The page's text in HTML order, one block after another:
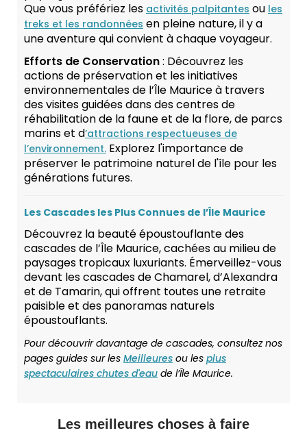
Que vous préfériez les activités palpitantes ou les
treks et les randonnées en pleine nature, il y a
une aventure qui convient à chaque voyageur.
Efforts de Conservation: Découvrez les
actions de préservation et les initiatives
environnementales de l’Île Maurice à travers
des visites guidées dans des centres de
réhabilitation de la faune et de la flore, de parcs
marins et d’attractions respectueuses de
l’environnement. Explorez l'importance de
préserver le patrimoine naturel de l'île pour les
générations futures.
Les Cascades les Plus Connues de l’Île Maurice
Découvrez la beauté époustouflante des
cascades de l’Île Maurice, cachées au milieu de
paysages tropicaux luxuriants. Émerveillez-vous
devant les cascades de Chamarel, d’Alexandra
et de Tamarin, qui offrent toutes une retraite
paisible et des panoramas naturels
époustouflants.
Pour découvrir davantage de cascades, consultez nos
pages guides sur les Meilleures ou les plus
spectaculaires chutes d'eau de l’Île Maurice.
Les meilleures choses à faire